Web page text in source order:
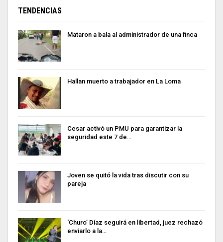
TENDENCIAS
Mataron a bala al administrador de una finca
Hallan muerto a trabajador en La Loma
Cesar activó un PMU para garantizar la
seguridad este 7 de…
Joven se quitó la vida tras discutir con su
pareja
‘Churo’ Díaz seguirá en libertad, juez rechazó
enviarlo a la…